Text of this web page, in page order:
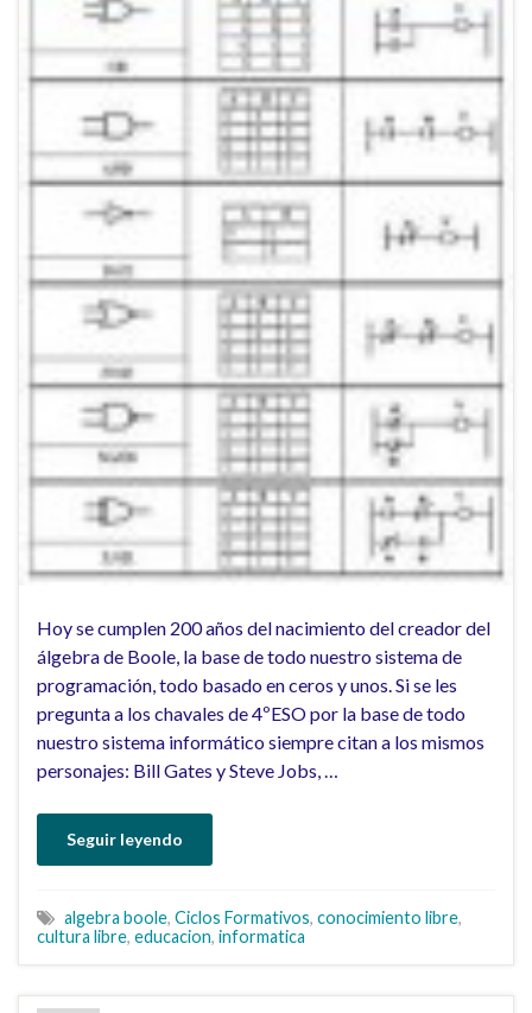
Hoy se cumplen 200 años del nacimiento del creador del
álgebra de Boole, la base de todo nuestro sistema de
programación, todo basado en ceros y unos. Si se les
pregunta a los chavales de 4ºESO por la base de todo
nuestro sistema informático siempre citan a los mismos
personajes: Bill Gates y Steve Jobs, …
Seguir leyendo
algebra boole, Ciclos Formativos, conocimiento libre,
cultura libre, educacion, informatica